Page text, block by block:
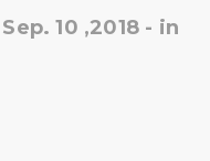
Sep. 10 ,2018 - in